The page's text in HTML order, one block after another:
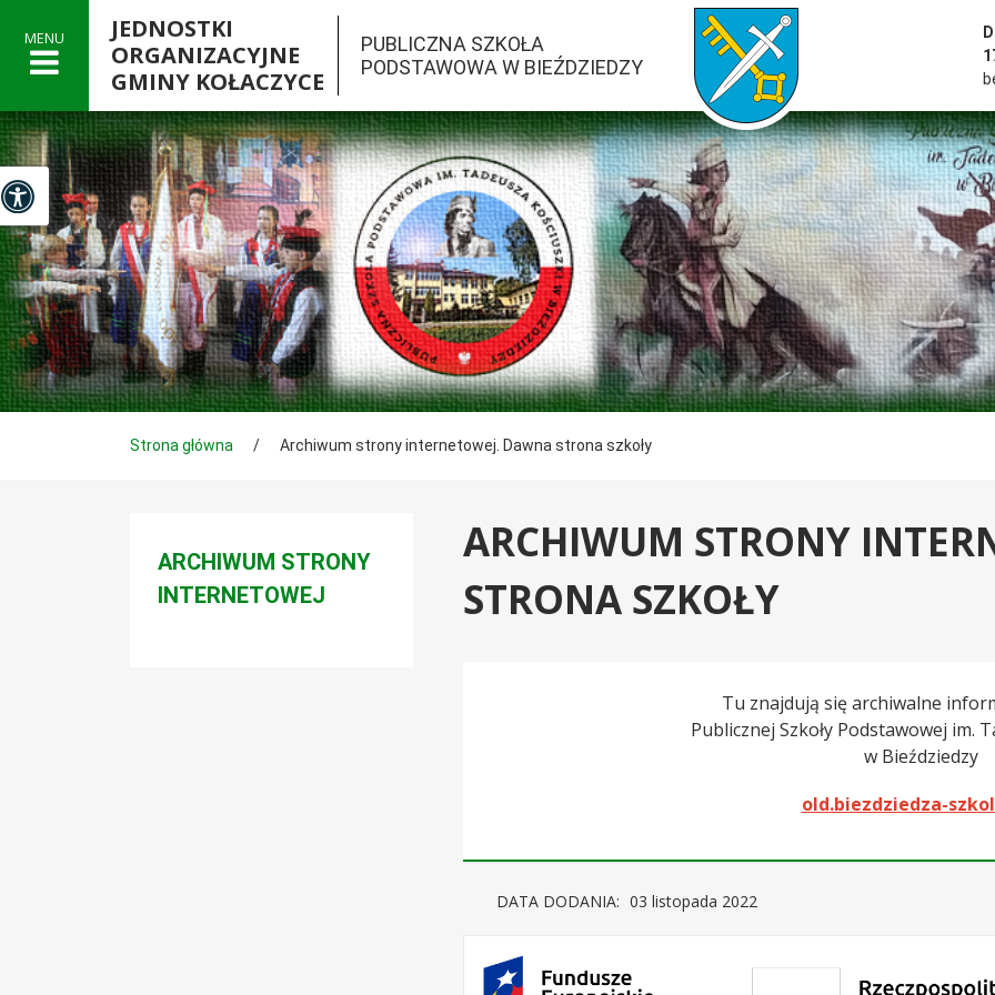
MENU
JEDNOSTKI
ORGANIZACYJNE
GMINY KOŁACZYCE
PUBLICZNA SZKOŁA
PODSTAWOWA W BIEŹDZIEDZY
przejść do strony głównej serwisu
Tutaj jesteś
Strona główna / Archiwum strony internetowej. Dawna strona szkoły

Panel dostosowania ułatwień dostępu
Menu boczne
ARCHIWUM STRONY
INTERNETOWEJ
ARCHIWUM STRONY
STRONA SZKOŁY
Tu znajdują się archiwalne
Publicznej Szkoły Podstawowej im.
w Bieździedzy
old.biezdziedza-
DATA DODANIA: 03 listopada 2022